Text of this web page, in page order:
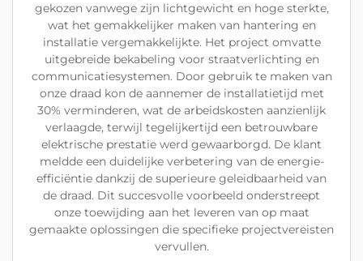
gekozen vanwege zijn lichtgewicht en hoge sterkte,
wat het gemakkelijker maken van hantering en
installatie vergemakkelijkte. Het project omvatte
uitgebreide bekabeling voor straatverlichting en
communicatiesystemen. Door gebruik te maken van
onze draad kon de aannemer de installatietijd met
30% verminderen, wat de arbeidskosten aanzienlijk
verlaagde, terwijl tegelijkertijd een betrouwbare
elektrische prestatie werd gewaarborgd. De klant
meldde een duidelijke verbetering van de energie-
efficiëntie dankzij de superieure geleidbaarheid van
de draad. Dit succesvolle voorbeeld onderstreept
onze toewijding aan het leveren van op maat
gemaakte oplossingen die specifieke projectvereisten
vervullen.